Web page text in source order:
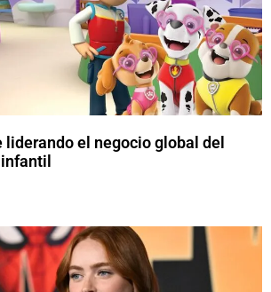
liderando el negocio global del